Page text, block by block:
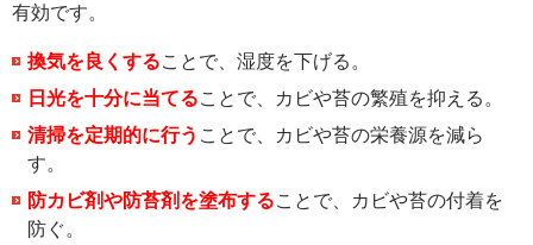
有効です。
換気を良くすることで、湿度を下げる。
日光を十分に当てることで、カビや苔の繁殖を抑える。
清掃を定期的に行う ことで、カビや苔の栄養源を減ら
す。
防カビ剤や防苔剤を塗布することで、カビや苔の付着を
防ぐ。